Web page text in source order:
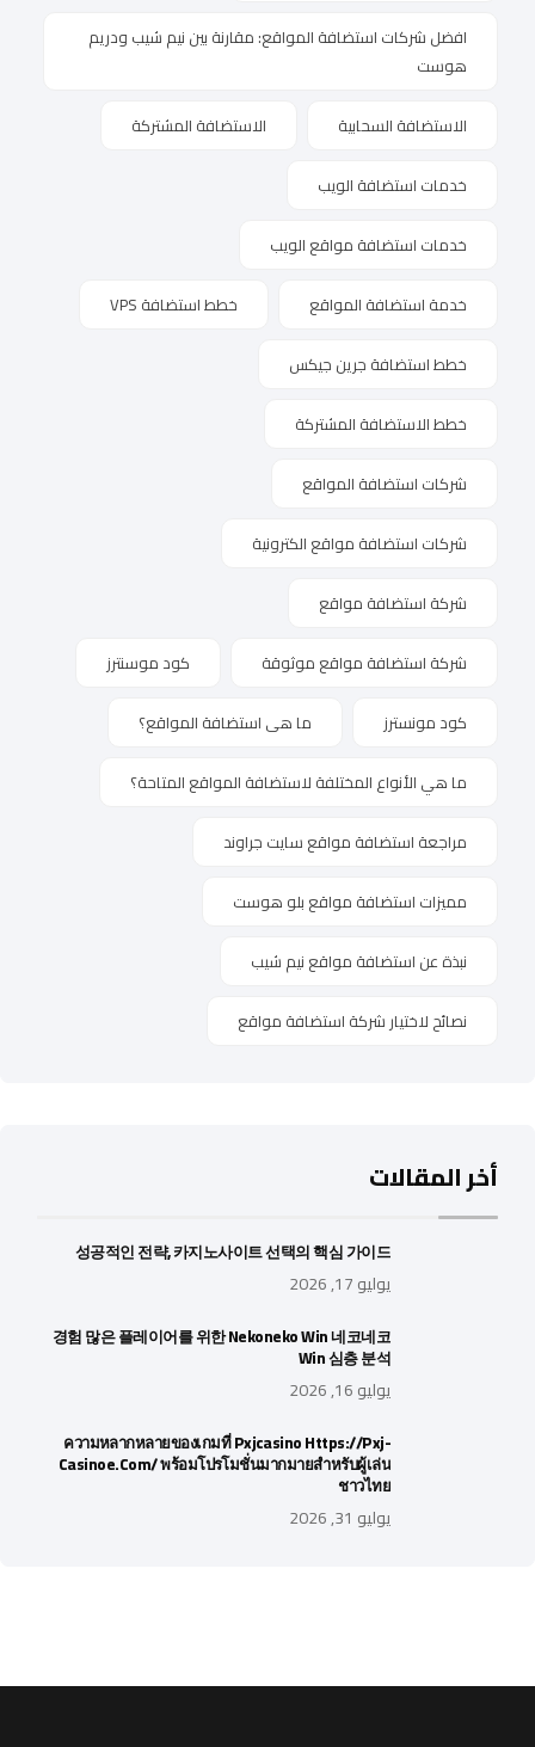
افضل شركات استضافة المواقع: مقارنة بين نيم شيب ودريم
هوست
الاستضافة السحابية الاستضافة المشتركة
خدمات استضافة الويب
خدمات استضافة مواقع الويب
خدمة استضافة المواقع خطط استضافة VPS
خطط استضافة جرين جيكس
خطط الاستضافة المشتركة
شركات استضافة المواقع
شركات استضافة مواقع الكترونية
شركة استضافة مواقع
شركة استضافة مواقع موثوقة كود موسنترز
كود مونسترز ما هى استضافة المواقع؟
ما هي الأنواع المختلفة لاستضافة المواقع المتاحة؟
مراجعة استضافة مواقع سايت جراوند
مميزات استضافة مواقع بلو هوست
نبذة عن استضافة مواقع نيم شيب
نصائح لاختيار شركة استضافة مواقع
أخر المقالات
성공적인 전략, 카지노사이트 선택의 핵심 가이드
يوليو 17, 2026
경험 많은 플레이어를 위한 Nekoneko Win 네코네코
Win 심층 분석
يوليو 16, 2026
ความหลากหลายของเกมที่ Pxjcasino Https://pxj-
Casinoe.com/ พร้อมโปรโมชั่นมากมายสำหรับผู้เล่น
ชาวไทย
يوليو 31, 2026